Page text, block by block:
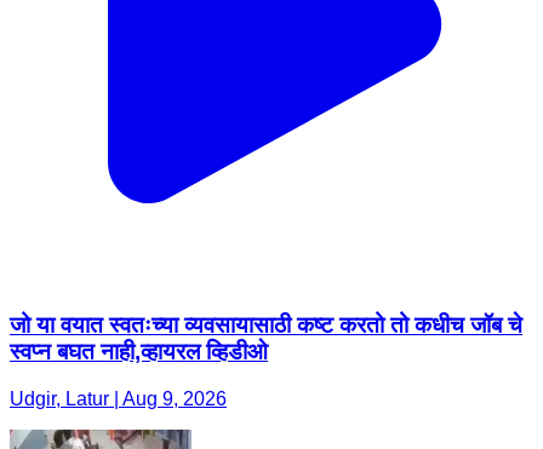
जो या वयात स्वतःच्या व्यवसायासाठी कष्ट करतो तो कधीच जॉब चे
स्वप्न बघत नाही,व्हायरल व्हिडीओ
Udgir, Latur | Aug 9, 2026